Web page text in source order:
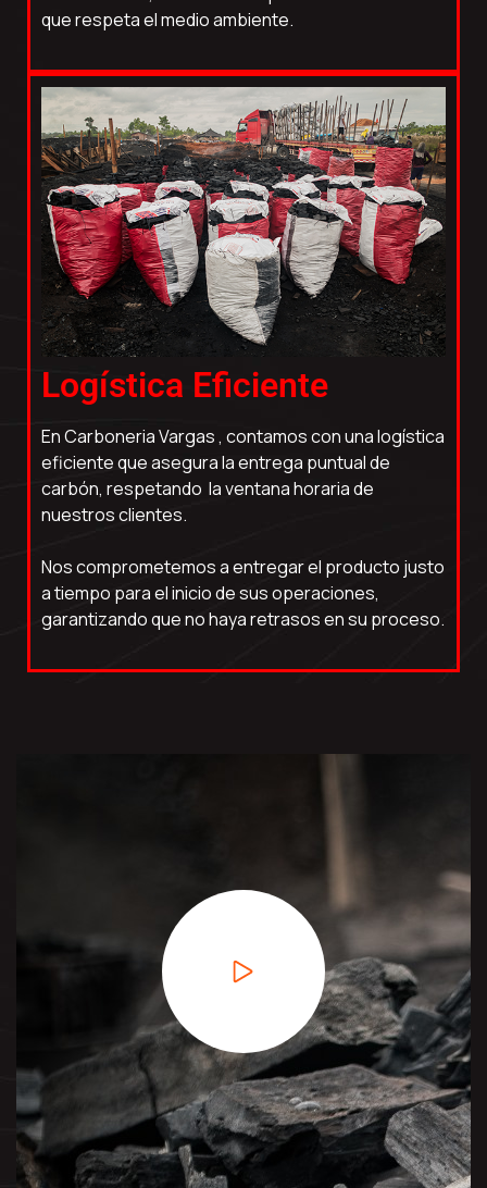
que respeta el medio ambiente.
Logística Eficiente
En Carboneria Vargas , contamos con una logística
eficiente que asegura la entrega puntual de
carbón, respetando la ventana horaria de
nuestros clientes.
Nos comprometemos a entregar el producto justo
a tiempo para el inicio de sus operaciones,
garantizando que no haya retrasos en su proceso.